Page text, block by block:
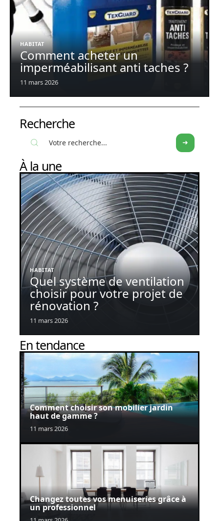
HABITAT
Comment acheter un
imperméabilisant anti taches ?
11 mars 2026
Recherche
À la une
HABITAT
Quel système de ventilation
choisir pour votre projet de
rénovation ?
11 mars 2026
En tendance
Comment choisir son mobilier jardin
haut de gamme ?
11 mars 2026
Changez toutes vos menuiseries grâce à
un professionnel